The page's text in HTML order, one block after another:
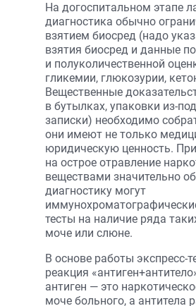
На догоспитальном этапе
диагностика обычно
взятием биосред (надо
взятия биосред и данные
и полуколичественной
гликемии, глюкозурии,
Вещественные
в бутылках, упаковки из-
записки) необходимо
они имеют не только
юридическую ценность.
на острое отравление
веществами значительно
диагностику могут
тесты на наличие ряда
моче или слюне.
В основе работы экспресс-
реакция
антиген — это
моче больного, а антитела